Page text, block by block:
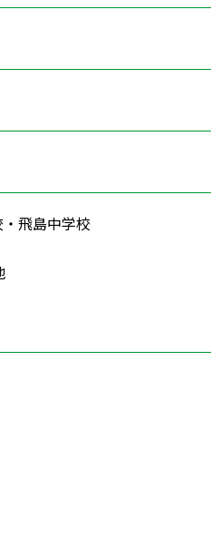
飛島中学校